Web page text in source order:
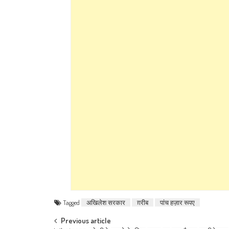
Tagged अखिलेश सरकार ग़रीब पांच हज़ार रूपए
Previous article